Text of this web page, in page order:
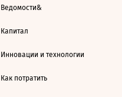
Ведомости&
Капитал
Инновации и технологии
Как потратить